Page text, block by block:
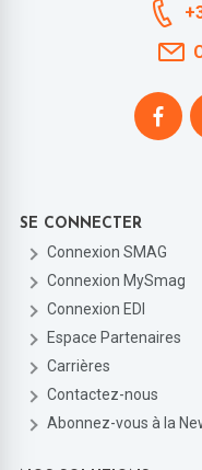
SE CONNECTER
Connexion SMAG
Connexion MySmag
Connexion EDI
Espace Partenaires
Carrières
Contactez-nous
Abonnez-vous à la